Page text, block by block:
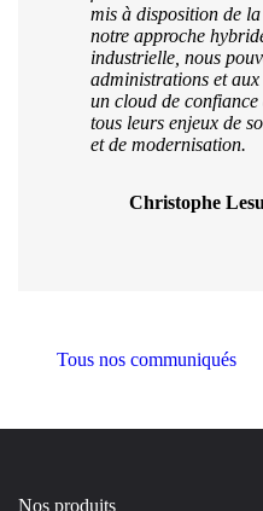
mis à disposition de
notre approche
industrielle, nous
administrations et
un cloud de
tous leurs enjeux de
et de modernisation.
Christophe
Tous nos communiqués
Nos produits